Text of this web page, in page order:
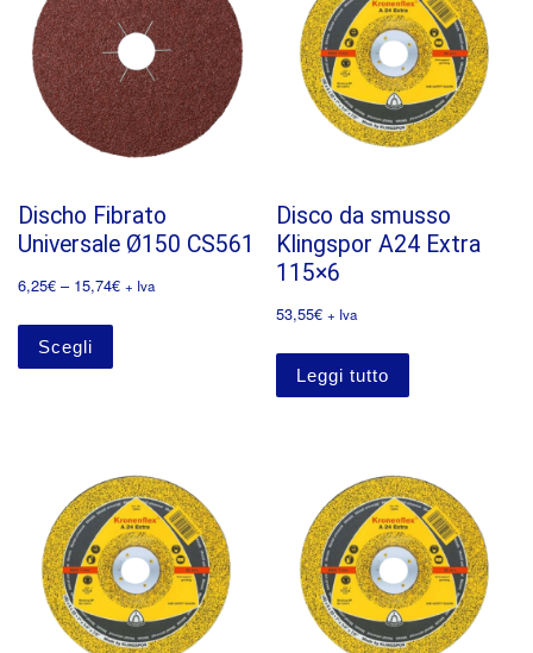
Discho Fibrato
Universale Ø150 CS561
6,25€ – 15,74€ + Iva
Scegli
Disco da smusso
Klingspor A24 Extra
115×6
53,55€ + Iva
Leggi tutto